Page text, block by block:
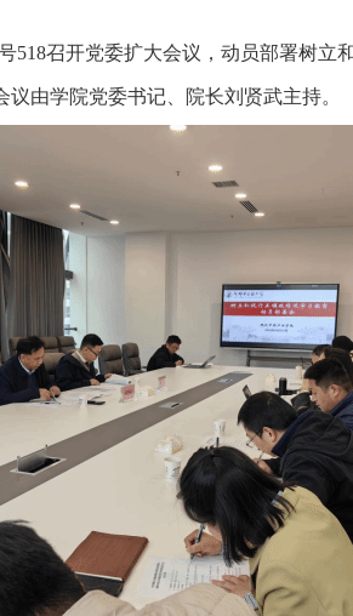
518召开党委扩大会议，动员部署树立
议由学院党委书记、院长刘贤武主持。